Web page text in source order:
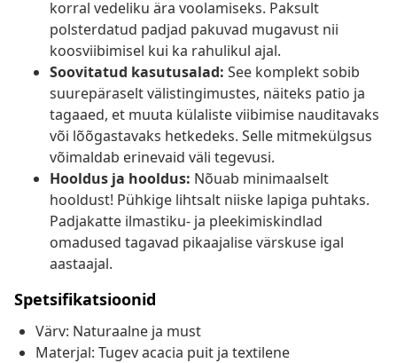
korral vedeliku ära voolamiseks. Paksult
polsterdatud padjad pakuvad mugavust nii
koosviibimisel kui ka rahulikul ajal.
Soovitatud kasutusalad: See komplekt sobib
suurepäraselt välistingimustes, näiteks patio ja
tagaaed, et muuta külaliste viibimise nauditavaks
või lõõgastavaks hetkedeks. Selle mitmekülgsus
võimaldab erinevaid väli tegevusi.
Hooldus ja hooldus: Nõuab minimaalselt
hooldust! Pühkige lihtsalt niiske lapiga puhtaks.
Padjakatte ilmastiku- ja pleekimiskindlad
omadused tagavad pikaajalise värskuse igal
aastaajal.
Spetsifikatsioonid
Värv: Naturaalne ja must
Materjal: Tugev acacia puit ja textilene